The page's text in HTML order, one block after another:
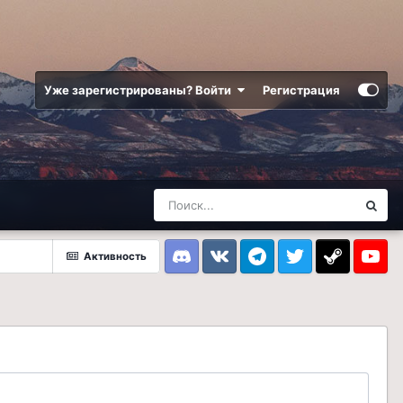
Уже зарегистрированы? Войти Регистрация
Активность
DiscordVK TelegramTwitter Steam